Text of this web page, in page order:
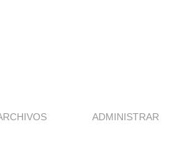
ADMINISTRAR